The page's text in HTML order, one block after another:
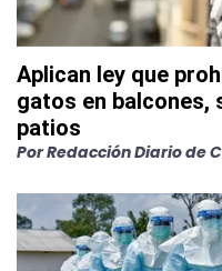
Aplican ley que
gatos en balcones,
patios
PorRedacción Diario de